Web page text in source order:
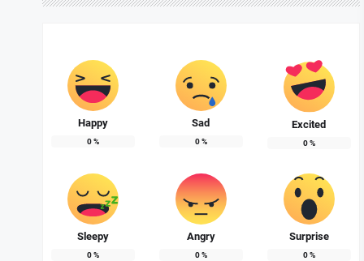
Happy
0%
Sad
0%
Excited
0%
Sleepy
0%
Angry
0%
Surprise
0%